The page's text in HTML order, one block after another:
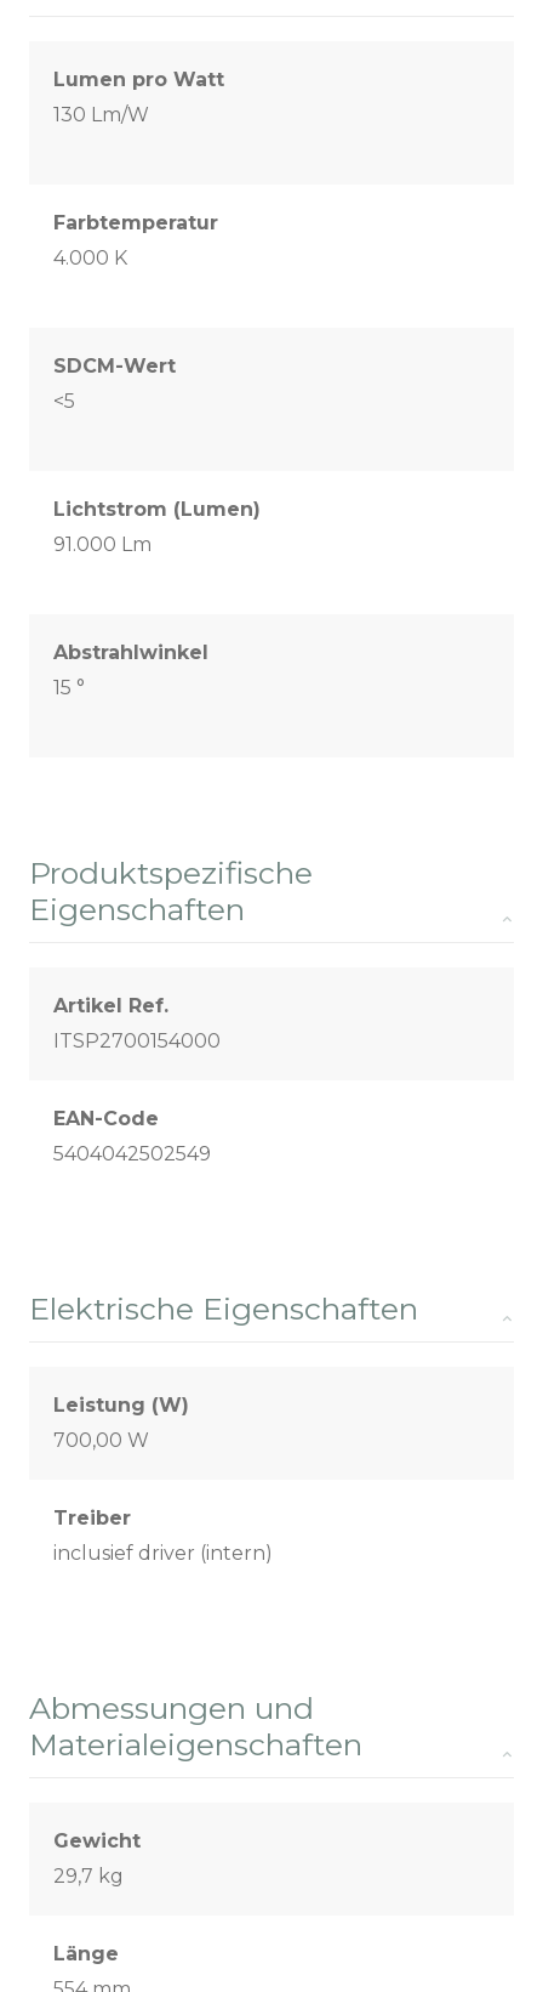
Lumen pro Watt
130 Lm/W
Farbtemperatur
4.000 K
SDCM-Wert
<5
Lichtstrom (Lumen)
91.000 Lm
Abstrahlwinkel
15 °
Produktspezifische
Eigenschaften
Artikel Ref.
ITSP2700154000
EAN-Code
5404042502549
Elektrische Eigenschaften
Leistung (W)
700,00 W
Treiber
inclusief driver (intern)
Abmessungen und
Materialeigenschaften
Gewicht
29,7 kg
Länge